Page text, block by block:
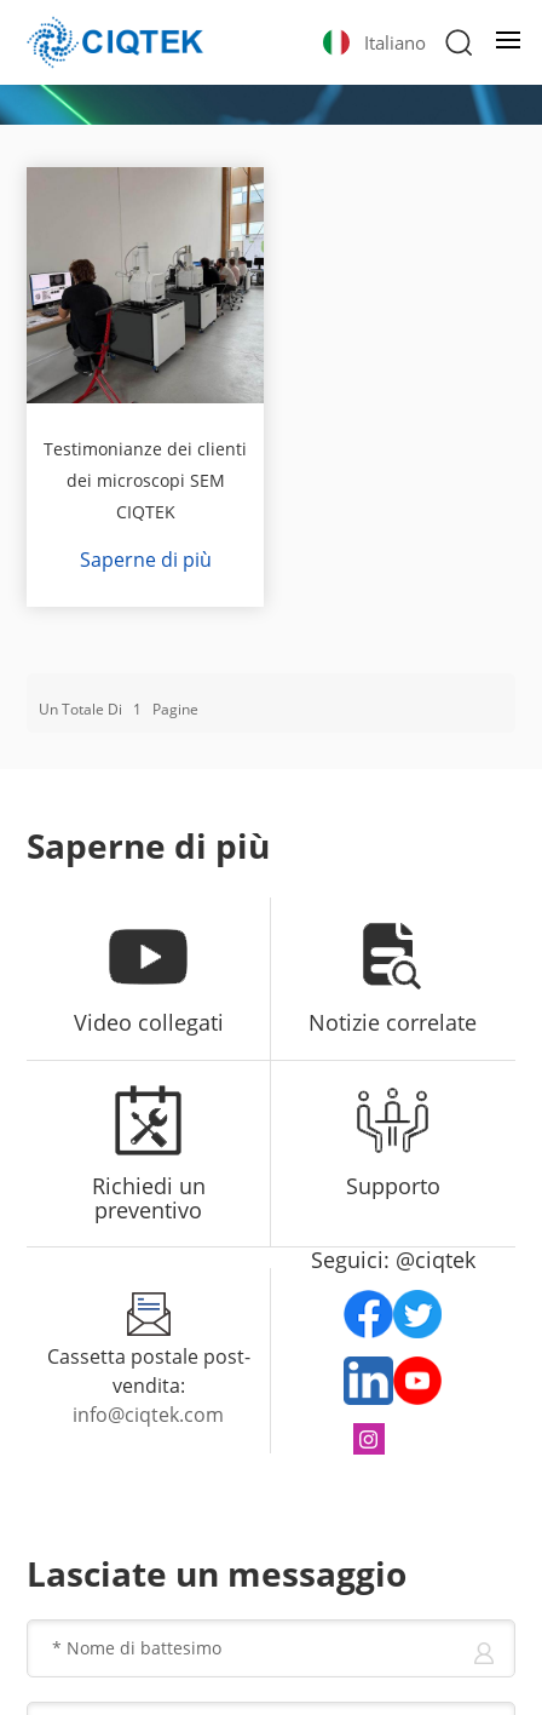
Italiano
Testimonianze dei clienti
dei microscopi SEM
CIQTEK
Saperne di più
Un Totale Di 1 Pagine
Saperne di più
Video collegati Notizie correlate
Richiedi un
preventivo
Supporto
Cassetta postale post-
vendita:
info@ciqtek.com
Seguici: @ciqtek
Lasciate un messaggio